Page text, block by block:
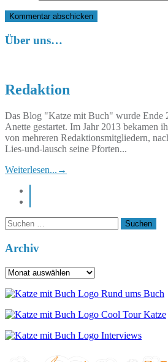
Über uns…
Redaktion
Das Blog "Katze mit Buch" wurde Ende
Anette gestartet. Im Jahr 2013 bekamen
von mehreren Redaktionsmitgliedern,
Lies-und-lausch seine Pforten...
Weiterlesen... →
Suchen
nach:
Archiv
Archiv